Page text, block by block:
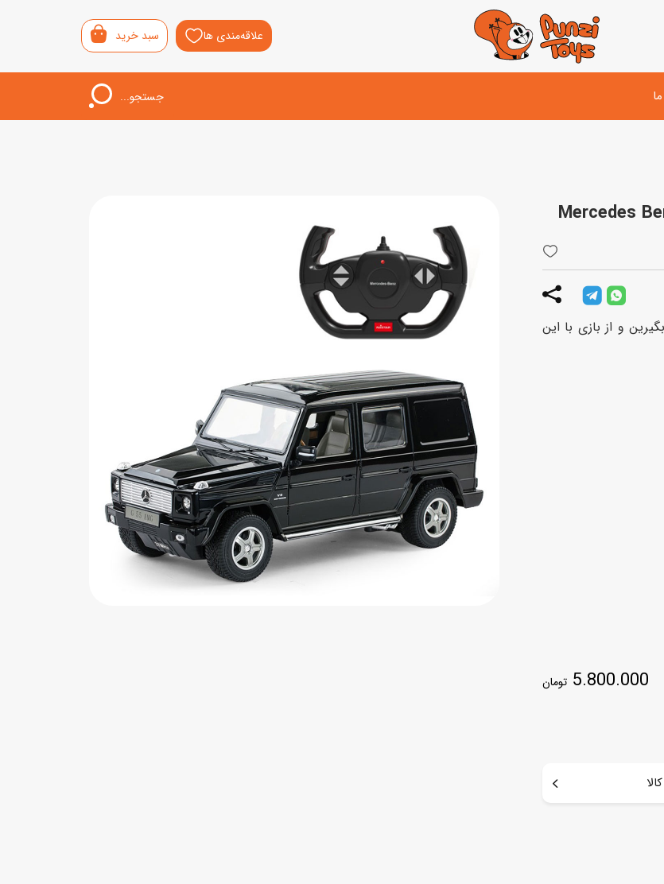
علاقه‌مندی ها سبد خرید
آبپاش
لوپ‌کار و سه چرخه
توپ و وسایل بازی
بازی های آبی
اسباب بازی بادی
سیسمونی
کیف و کوله پشتی
چمدان کودک
قمقمه و ظرف غذا
جامدادی
اسباب‌بازی چوبی
سورپرایزی‌ها
ست‌های بازی
لوازم موسیقی
جستجو...
و از بازی با این
5.800.000 تومان